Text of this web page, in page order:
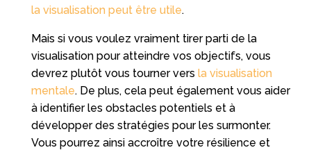
la visualisation peut être utile.
Mais si vous voulez vraiment tirer parti de la
visualisation pour atteindre vos objectifs, vous
devrez plutôt vous tourner vers la visualisation
mentale. De plus, cela peut également vous aider
à identifier les obstacles potentiels et à
développer des stratégies pour les surmonter.
Vous pourrez ainsi accroître votre résilience et